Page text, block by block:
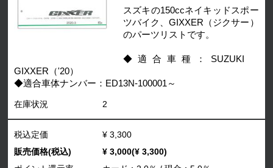
スズキの150ccネイキッドスポー
ツバイク、GIXXER（ジクサー）
のパーツリストです。
◆適合車種：SUZUKI
GIXXER（'20）
◆適合車体ナンバー：ED13N-100001～
在庫状況 2
税込定価
¥ 3,300
販売価格(税込)
¥ 3,000(¥ 3,300)